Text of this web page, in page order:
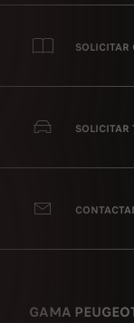
SOLICITAR
SOLICITAR
GAMA